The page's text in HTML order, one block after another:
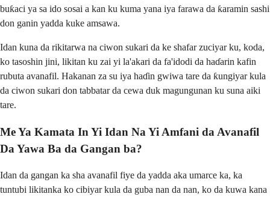
buƙaci ya sa ido sosai a kan ku kuma yana iya farawa da ƙaramin sashi
don ganin yadda kuke amsawa.
Idan kuna da rikitarwa na ciwon sukari da ke shafar zuciyar ku, koda,
ko tasoshin jini, likitan ku zai yi la'akari da fa'idodi da haɗarin kafin
rubuta avanafil. Hakanan za su iya haɗin gwiwa tare da ƙungiyar kula
da ciwon sukari don tabbatar da cewa duk magungunan ku suna aiki
tare.
Me Ya Kamata In Yi Idan Na Yi Amfani da Avanafil
Da Yawa Ba da Gangan ba?
Idan da gangan ka sha avanafil fiye da yadda aka umarce ka, ka
tuntubi likitanka ko cibiyar kula da guba nan da nan, ko da kuwa kana